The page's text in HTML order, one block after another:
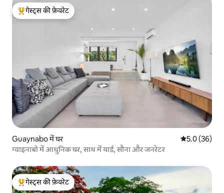
गेस्ट्स का टॉप फ़ेवरेट
गेस्ट्स की फ़ेवरेट
Guaynabo में घर औसत रेटिंग 5
5.0 (36)
ग्वाइनाबो में आधुनिक घर, साथ में यार्ड, सौना और जनरेटर
गेस्ट्स का टॉप फ़ेवरेट
गेस्ट्स की फ़ेवरेट